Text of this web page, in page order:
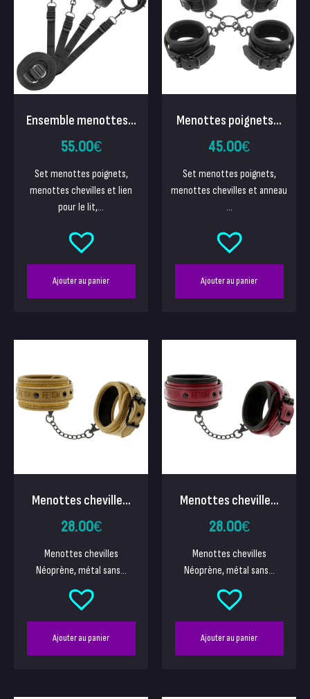
Ensemble menottes...
55.00€
Set menottes poignets,
menottes chevilles et lien
pour le lit,...
Ajouter au panier
Menottes poignets...
45.00€
Set menottes poignets,
menottes chevilles et anneau
...
Ajouter au panier
Menottes cheville...
28.00€
Menottes chevilles
Néoprène, métal sans...
Ajouter au panier
Menottes cheville...
28.00€
Menottes chevilles
Néoprène, métal sans...
Ajouter au panier